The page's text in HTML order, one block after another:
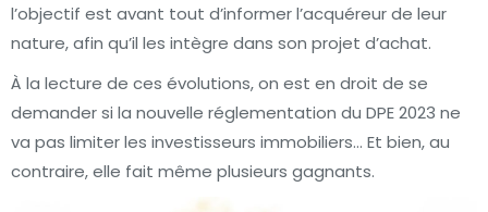
l’objectif est avant tout d’informer l’acquéreur de leur
nature, afin qu’il les intègre dans son projet d’achat.
À la lecture de ces évolutions, on est en droit de se
demander si la nouvelle réglementation du DPE 2023 ne
va pas limiter les investisseurs immobiliers… Et bien, au
contraire, elle fait même plusieurs gagnants.